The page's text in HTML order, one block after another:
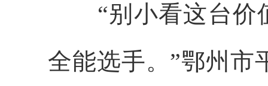
“别小看这台价值
全能选手。”鄂州市